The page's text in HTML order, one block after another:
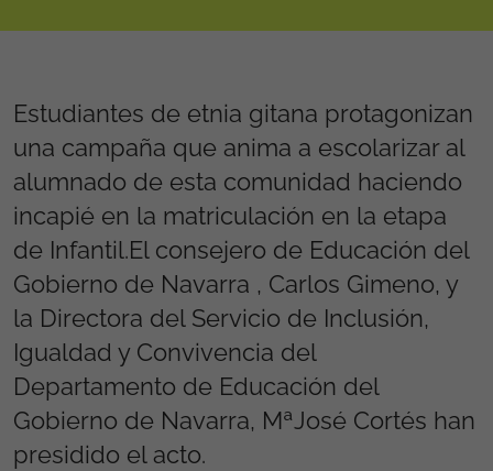
Estudiantes de etnia gitana protagonizan
una campaña que anima a escolarizar al
alumnado de esta comunidad haciendo
incapié en la matriculación en la etapa
de Infantil.El consejero de Educación del
Gobierno de Navarra , Carlos Gimeno, y
la Directora del Servicio de Inclusión,
Igualdad y Convivencia del
Departamento de Educación del
Gobierno de Navarra, MªJosé Cortés han
presidido el acto.